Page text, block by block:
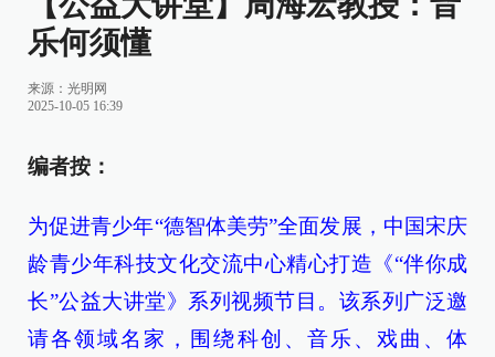
乐何须懂
来源： 光明网
2025-10-05 16:39
编者按：
为促进青少年“德智体美劳”全面发展，中国宋庆
龄青少年科技文化交流中心精心打造《“伴你成
长”公益大讲堂》系列视频节目。该系列广泛邀
请各领域名家，围绕科创、音乐、戏曲、体